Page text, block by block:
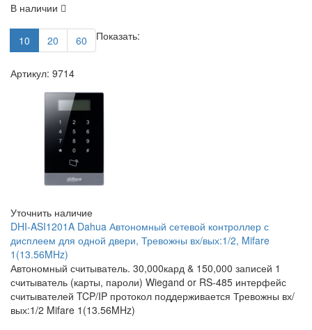
В наличии
Показать:
10 20 60
Артикул: 9714
Уточнить наличие
DHI-ASI1201A Dahua Автономный сетевой контроллер с
дисплеем для одной двери, Тревожны вх/вых:1/2, Mifare
1(13.56MHz)
Автономный считыватель. 30,000кард & 150,000 записей 1
считыватель (карты, пароли) Wiegand or RS-485 интерфейс
считывателей TCP/IP протокол поддерживается Тревожны вх/
вых:1/2 Mifare 1(13.56MHz)